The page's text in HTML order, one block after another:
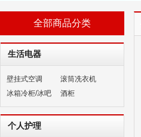
全部商品分类
生活电器
壁挂式空调
滚筒冼衣机
冰箱冷柜/冰吧
酒柜
个人护理